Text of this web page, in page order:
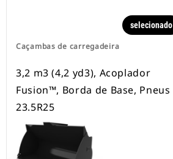
Caçambas de carregadeira
selecionado
3,2 m3 (4,2 yd3), Acoplador
Fusion™, Borda de Base, Pneus
23.5R25